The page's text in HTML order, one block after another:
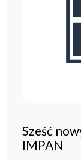
Sześć
IMPAN